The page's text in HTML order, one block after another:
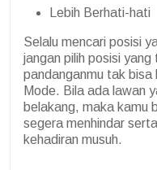
Lebih Berhati-hati
Selalu mencari posisi
jangan pilih posisi
pandanganmu tak
Mode. Bila ada lawan
belakang, maka kamu
segera menhindar
kehadiran musuh.